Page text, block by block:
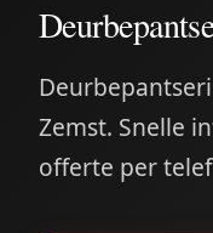
Zemst. Snelle
offerte per